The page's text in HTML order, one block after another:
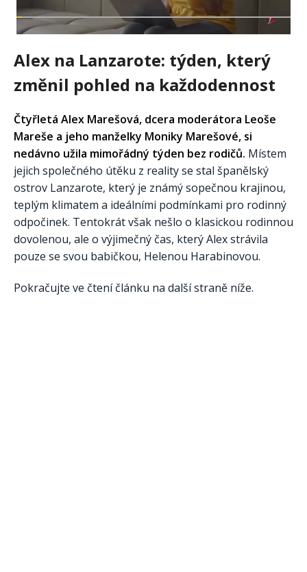
Alex na Lanzarote: týden, který
změnil pohled na každodennost
Čtyřletá Alex Marešová, dcera moderátora Leoše
Mareše a jeho manželky Moniky Marešové, si
nedávno užila mimořádný týden bez rodičů. Místem
jejich společného útěku z reality se stal španělský
ostrov Lanzarote, který je známý sopečnou krajinou,
teplým klimatem a ideálními podmínkami pro rodinný
odpočinek. Tentokrát však nešlo o klasickou rodinnou
dovolenou, ale o výjimečný čas, který Alex strávila
pouze se svou babičkou, Helenou Harabinovou.
Pokračujte ve čtení článku na další straně níže.